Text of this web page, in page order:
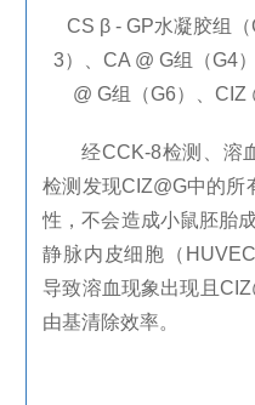
CS β - GP水凝胶组
3）、CA @ G组（G4
@ G组（G6）、CIZ
经CCK-8检测、溶
检测发现CIZ@G中的所
性，不会造成小鼠胚胎
静脉内皮细胞（ HUVEC
导致溶血现象出现且
由基清除效率。